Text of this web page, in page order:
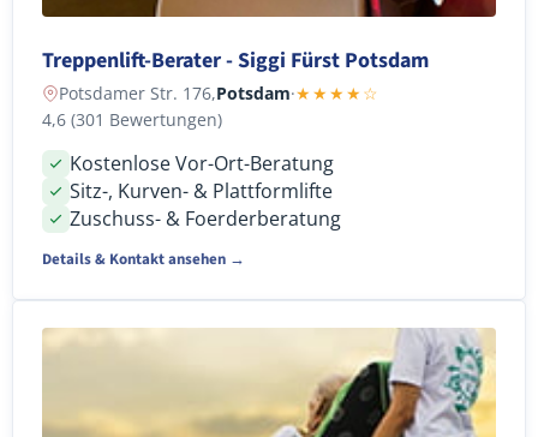
Treppenlift-Berater - Siggi Fürst Potsdam
Potsdamer Str. 176,Potsdam·★★★★☆
4,6 (301 Bewertungen)
Kostenlose Vor-Ort-Beratung
Sitz-, Kurven- & Plattformlifte
Zuschuss- & Foerderberatung
Details & Kontakt ansehen →